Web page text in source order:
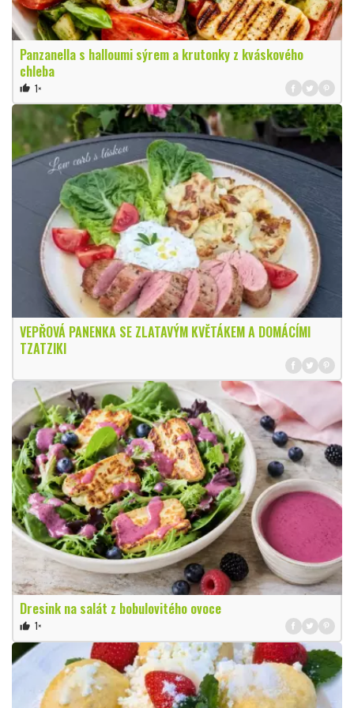
Panzanella s halloumi sýrem a krutonky z kváskového
chleba
thumb_up 1×
VEPŘOVÁ PANENKA SE ZLATAVÝM KVĚTÁKEM A DOMÁCÍMI
TZATZIKI
Dresink na salát z bobulovitého ovoce
thumb_up 1×